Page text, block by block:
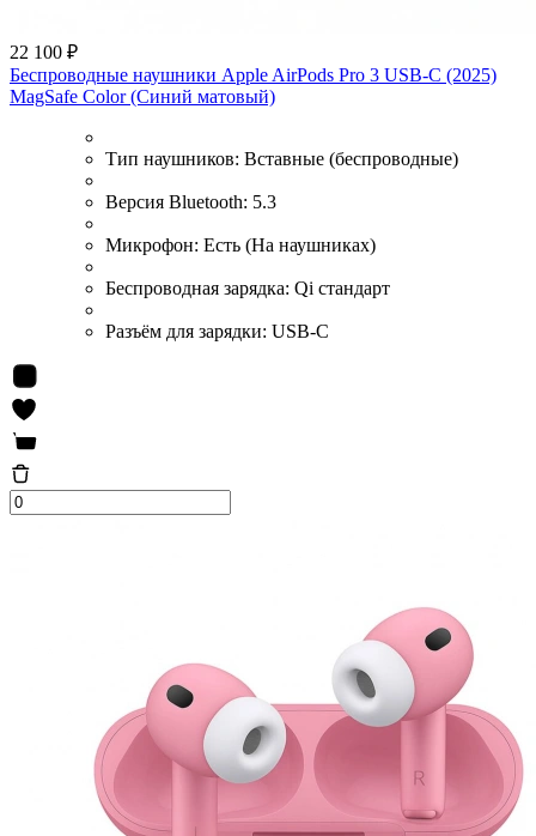
22 100 ₽
Беспроводные наушники Apple AirPods Pro 3 USB-C (2025)
MagSafe Color (Синий матовый)
Тип наушников: Вставные (беспроводные)
Версия Bluetooth: 5.3
Микрофон: Есть (На наушниках)
Беспроводная зарядка: Qi стандарт
Разъём для зарядки: USB-C